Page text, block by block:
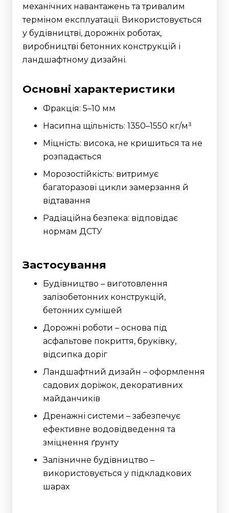
механічних навантажень та тривалим
терміном експлуатації. Використовується
у будівництві, дорожніх роботах,
виробництві бетонних конструкцій і
ландшафтному дизайні.
Основні характеристики
Фракція: 5–10 мм
Насипна щільність: 1350–1550 кг/м³
Міцність: висока, не кришиться та не
розпадається
Морозостійкість: витримує
багаторазові цикли замерзання й
відтавання
Радіаційна безпека: відповідає
нормам ДСТУ
Застосування
Будівництво – виготовлення
залізобетонних конструкцій,
бетонних сумішей
Дорожні роботи – основа під
асфальтове покриття, бруківку,
відсипка доріг
Ландшафтний дизайн – оформлення
садових доріжок, декоративних
майданчиків
Дренажні системи – забезпечує
ефективне водовідведення та
зміцнення ґрунту
Залізничне будівництво –
використовується у підкладкових
шарах